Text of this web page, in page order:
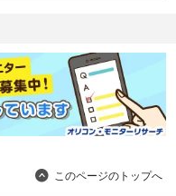
このページのトップへ